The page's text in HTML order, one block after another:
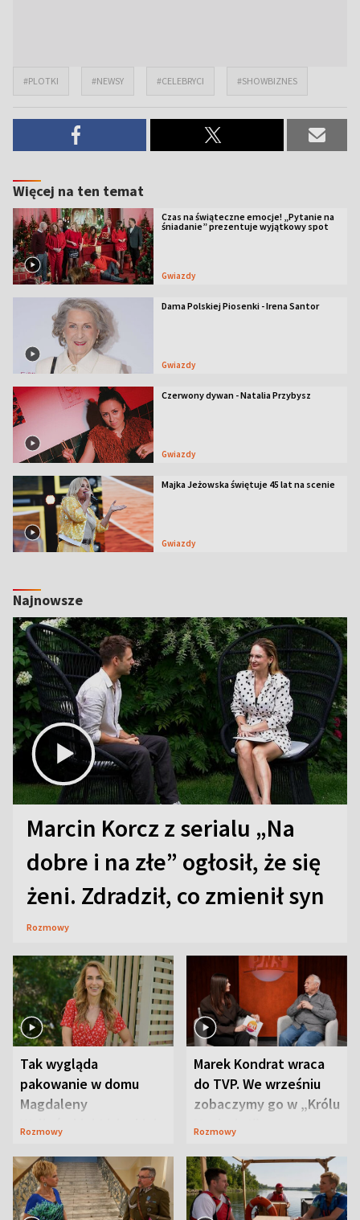
#PLOTKI #NEWSY #CELEBRYCI #SHOWBIZNES
Więcej na ten temat
Czas na świąteczne emocje! „Pytanie na
śniadanie” prezentuje wyjątkowy spot
Gwiazdy
Dama Polskiej Piosenki - Irena Santor
Gwiazdy
Czerwony dywan - Natalia Przybysz
Gwiazdy
Majka Jeżowska świętuje 45 lat na scenie
Gwiazdy
Najnowsze
Marcin Korcz z serialu „Na
dobre i na złe” ogłosił, że się
żeni. Zdradził, co zmienił syn
Rozmowy
Tak wygląda
pakowanie w domu
Magdaleny
Waligórskiej-Lisieckiej.
Rozmowy
Marek Kondrat wraca
do TVP. We wrześniu
zobaczymy go w „Królu
Maciusiu I”
Rozmowy